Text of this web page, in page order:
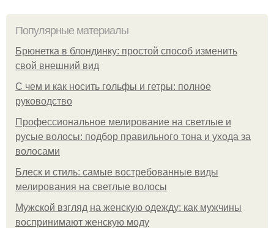
Популярные материалы
Брюнетка в блондинку: простой способ изменить
свой внешний вид
С чем и как носить гольфы и гетры: полное
руководство
Профессиональное мелирование на светлые и
русые волосы: подбор правильного тона и ухода за
волосами
Блеск и стиль: самые востребованные виды
мелирования на светлые волосы
Мужской взгляд на женскую одежду: как мужчины
воспринимают женскую моду